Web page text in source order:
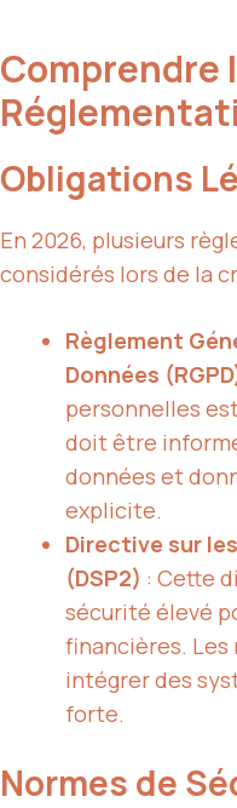
Comprendre
Obligations
En 2026, plusieurs
considérés lors de la
Règlement
Données
personnelles
doit être
données et
explicite.
Directive sur
(DSP2) : Cette
sécurité élevé
financières.
intégrer des
forte.
Normes de